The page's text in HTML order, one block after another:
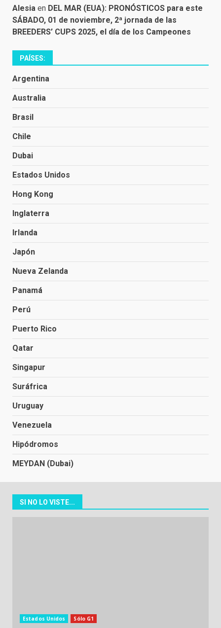
Alesia en DEL MAR (EUA): PRONÓSTICOS para este
SÁBADO, 01 de noviembre, 2ª jornada de las
BREEDERS’ CUPS 2025, el día de los Campeones
PAÍSES:
Argentina
Australia
Brasil
Chile
Dubai
Estados Unidos
Hong Kong
Inglaterra
Irlanda
Japón
Nueva Zelanda
Panamá
Perú
Puerto Rico
Qatar
Singapur
Suráfrica
Uruguay
Venezuela
Hipódromos
MEYDAN (Dubai)
SI NO LO VISTE...
Estados Unidos Sólo G1